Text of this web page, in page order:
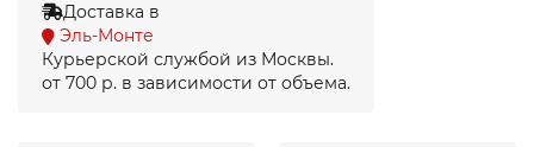
Доставка в
Эль-Монте
Курьерской службой из Москвы.
от 700 р. в зависимости от объема.